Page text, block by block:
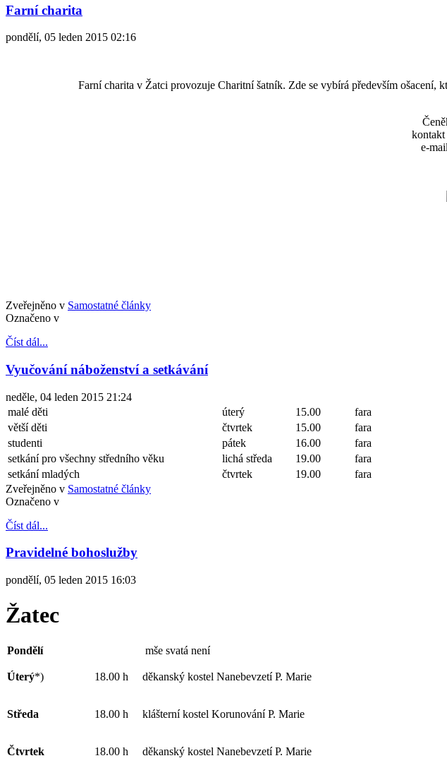
Farní charita
pondělí, 05 leden 2015 02:16
Farní charita v Žatci provozuje Charitní šatník. Zde se vybírá především ošacení,
e-
Zveřejněno v Samostatné články
Označeno v
Číst dál...
Vyučování náboženství a setkávání
neděle, 04 leden 2015 21:24
malé děti
úterý 15.00
fara
větší děti
čtvrtek 15.00
fara
studenti
pátek 16.00
fara
setkání pro všechny středního věku
lichá středa 19.00
fara
setkání mladých
čtvrtek 19.00
fara
Zveřejněno v Samostatné články
Označeno v
Číst dál...
Pravidelné bohoslužby
pondělí, 05 leden 2015 16:03
Žatec
Pondělí mše svatá není
Úterý*) 18.00 h děkanský kostel Nanebevzetí P. Marie
Středa 18.00 h klášterní kostel Korunování P. Marie
Čtvrtek 18.00 h děkanský kostel Nanebevzetí P. Marie